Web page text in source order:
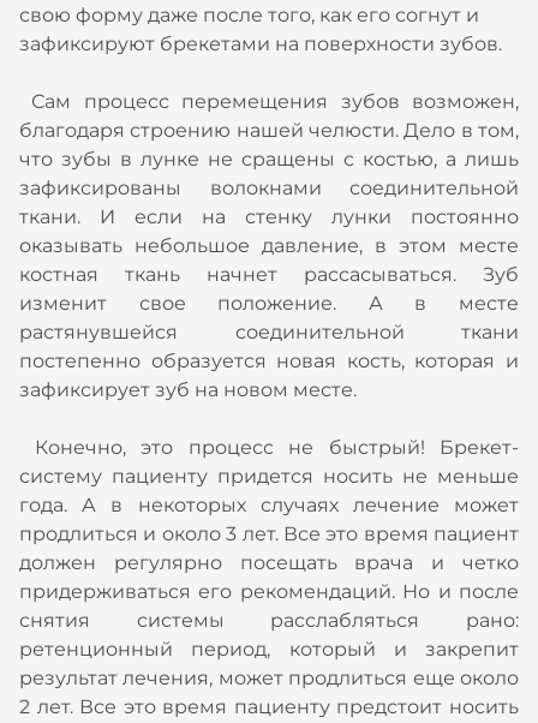
свою форму даже после того, как его согнут и
зафиксируют брекетами на поверхности зубов.
Сам процесс перемещения зубов возможен,
благодаря строению нашей челюсти. Дело в том,
что зубы в лунке не сращены с костью, а лишь
зафиксированы волокнами соединительной
ткани. И если на стенку лунки постоянно
оказывать небольшое давление, в этом месте
костная ткань начнет рассасываться. Зуб
изменит свое положение. А в месте
растянувшейся соединительной ткани
постепенно образуется новая кость, которая и
зафиксирует зуб на новом месте.
Конечно, это процесс не быстрый! Брекет-
систему пациенту придется носить не меньше
года. А в некоторых случаях лечение может
продлиться и около 3 лет. Все это время пациент
должен регулярно посещать врача и четко
придерживаться его рекомендаций. Но и после
снятия системы расслабляться рано:
ретенционный период, который и закрепит
результат лечения, может продлиться еще около
2 лет. Все это время пациенту предстоит носить